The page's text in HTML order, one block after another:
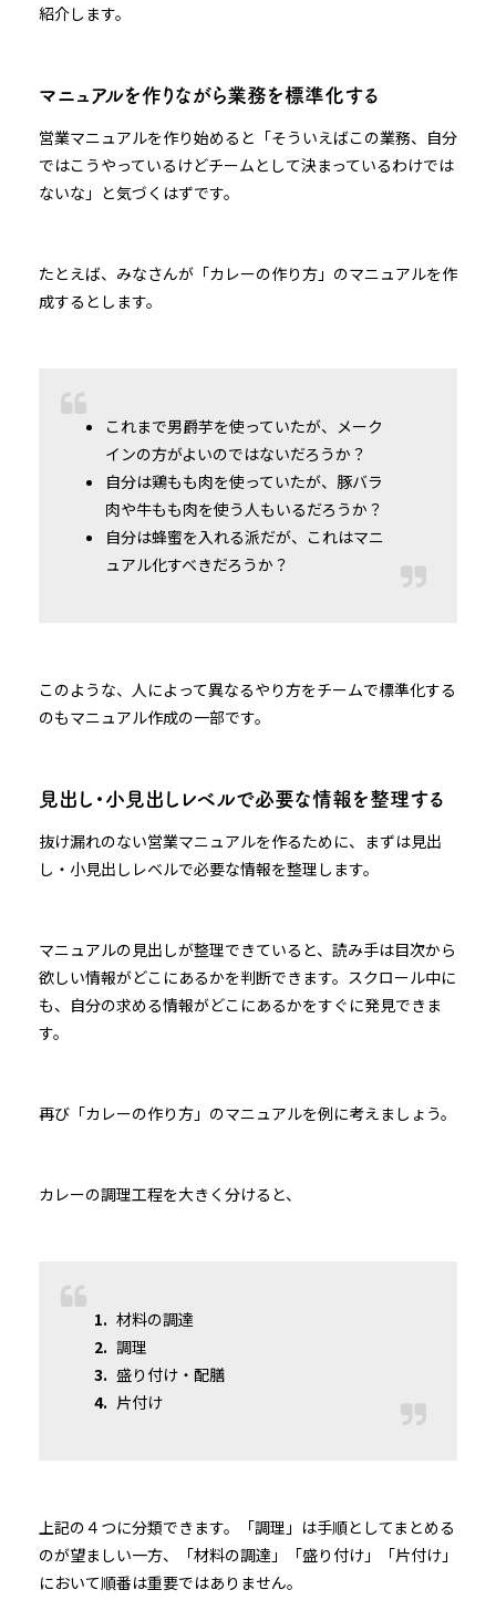
紹介します。
マニュアルを作りながら業務を標準化する
営業マニュアルを作り始めると「そういえばこの業務、自分
ではこうやっているけどチームとして決まっているわけでは
ないな」と気づくはずです。
たとえば、みなさんが「カレーの作り方」のマニュアルを作
成するとします。
これまで男爵芋を使っていたが、メーク
インの方がよいのではないだろうか？
自分は鶏もも肉を使っていたが、豚バラ
肉や牛もも肉を使う人もいるだろうか？
自分は蜂蜜を入れる派だが、これはマニ
ュアル化すべきだろうか？
このような、人によって異なるやり方をチームで標準化する
のもマニュアル作成の一部です。
見出し・小見出しレベルで必要な情報を整理する
抜け漏れのない営業マニュアルを作るために、まずは見出
し・小見出しレベルで必要な情報を整理します。
マニュアルの見出しが整理できていると、読み手は目次から
欲しい情報がどこにあるかを判断できます。スクロール中に
も、自分の求める情報がどこにあるかをすぐに発見できま
す。
再び「カレーの作り方」のマニュアルを例に考えましょう。
カレーの調理工程を大きく分けると、
材料の調達
調理
盛り付け・配膳
片付け
上記の４つに分類できます。「調理」は手順としてまとめる
のが望ましい一方、「材料の調達」「盛り付け」「片付け」
において順番は重要ではありません。